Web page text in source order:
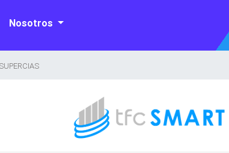
Nosotros